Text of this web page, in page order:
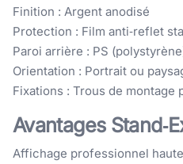
Finition : Argent anodisé
Protection : Film anti‑reflet
Paroi arrière : PS
Orientation : Portrait ou
Fixations : Trous de montage
Avantages
Affichage professionnel